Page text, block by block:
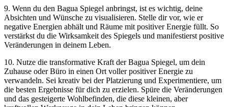
9. Wenn du den Bagua Spiegel⁣ anbringst, ist⁣ es wichtig, deine
Absichten und Wünsche ⁢zu visualisieren.⁣ Stelle⁣ dir vor, ​wie er
negative Energien abhält und Räume​ mit positiver Energie füllt. So
verstärkst du⁣ die ​Wirksamkeit des Spiegels und manifestierst positive
​Veränderungen in​ deinem‌ Leben.
10.⁣ Nutze die transformative Kraft der Bagua Spiegel, um ‌dein‌
Zuhause oder Büro in ​einen Ort voller positiver Energie‍ zu
verwandeln. ⁤Sei kreativ ‍bei der Platzierung und Experimentiere, ‍um
die besten Ergebnisse für dich zu erzielen. Spüre die Veränderungen
und ‍das gesteigerte Wohlbefinden, die diese kleinen, aber‌